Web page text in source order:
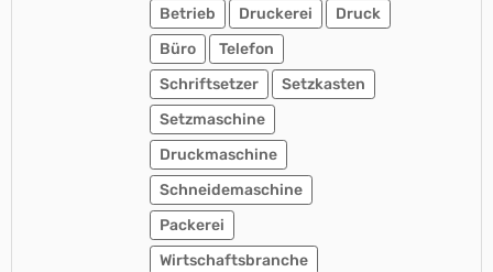
Betrieb Druckerei
Druck
Büro
Telefon
Schriftsetzer
Setzkasten
Setzmaschine
Druckmaschine
Schneidemaschine
Packerei
Wirtschaftsbranche